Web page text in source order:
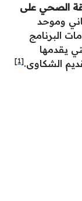
الصحي على
وموحد
البرنامج
يقدمها
الشكاوى.[1]